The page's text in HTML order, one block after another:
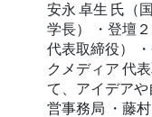
安永 卓⽣ ⽒（
学⻑） ・登壇
代表取締役）
クメディア 代
て、アイデア
営事務局 ・藤